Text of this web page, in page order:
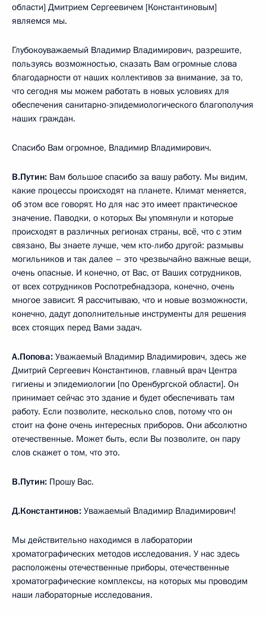
области] Дмитрием Сергеевичем [Константиновым]
являемся мы.
Глубокоуважаемый Владимир Владимирович, разрешите,
пользуясь возможностью, сказать Вам огромные слова
благодарности от наших коллективов за внимание, за то,
что сегодня мы можем работать в новых условиях для
обеспечения санитарно-эпидемиологического благополучия
наших граждан.
Спасибо Вам огромное, Владимир Владимирович.
В.Путин: Вам большое спасибо за вашу работу. Мы видим,
какие процессы происходят на планете. Климат меняется,
об этом все говорят. Но для нас это имеет практическое
значение. Паводки, о которых Вы упомянули и которые
происходят в различных регионах страны, всё, что с этим
связано, Вы знаете лучше, чем кто-либо другой: размывы
могильников и так далее – это чрезвычайно важные вещи,
очень опасные. И конечно, от Вас, от Ваших сотрудников,
от всех сотрудников Роспотребнадзора, конечно, очень
многое зависит. Я рассчитываю, что и новые возможности,
конечно, дадут дополнительные инструменты для решения
всех стоящих перед Вами задач.
А.Попова: Уважаемый Владимир Владимирович, здесь же
Дмитрий Сергеевич Константинов, главный врач Центра
гигиены и эпидемиологии [по Оренбургской области]. Он
принимает сейчас это здание и будет обеспечивать там
работу. Если позволите, несколько слов, потому что он
стоит на фоне очень интересных приборов. Они абсолютно
отечественные. Может быть, если Вы позволите, он пару
слов скажет о том, что это.
В.Путин: Прошу Вас.
Д.Константинов: Уважаемый Владимир Владимирович!
Мы действительно находимся в лаборатории
хроматографических методов исследования. У нас здесь
расположены отечественные приборы, отечественные
хроматографические комплексы, на которых мы проводим
наши лабораторные исследования.